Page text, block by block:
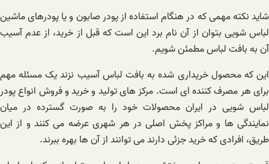
شاید نکته مهمی که در هنگام استفاده از پودر صابون و یا پودرهای ماشین
لباس شویی بتوان از آن نام برد این است که قبل از خرید، از عدم آسیب
آن به بافت لباس مطمئن شویم.
این که محصول خریداری شده به بافت لباس آسیب نزند یک مسئله مهم
برای هر مصرف کننده ای است. مرکز های تولید و خرید و فروش انواع پودر
لباس شویی در ایران محصولات خود را به صورت گسترده در میان
نمایندگی ها و مراکز پخش اصلی در هر شهری عرضه می کنند و از این
طریق، افرادی که خرید جزئی دارند می توانند از آن ها بهره ببرند.